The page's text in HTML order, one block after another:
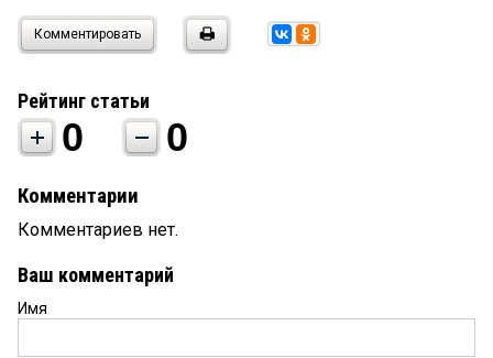
Комментировать
Рейтинг статьи
0 0
Комментарии
Комментариев нет.
Ваш комментарий
Имя